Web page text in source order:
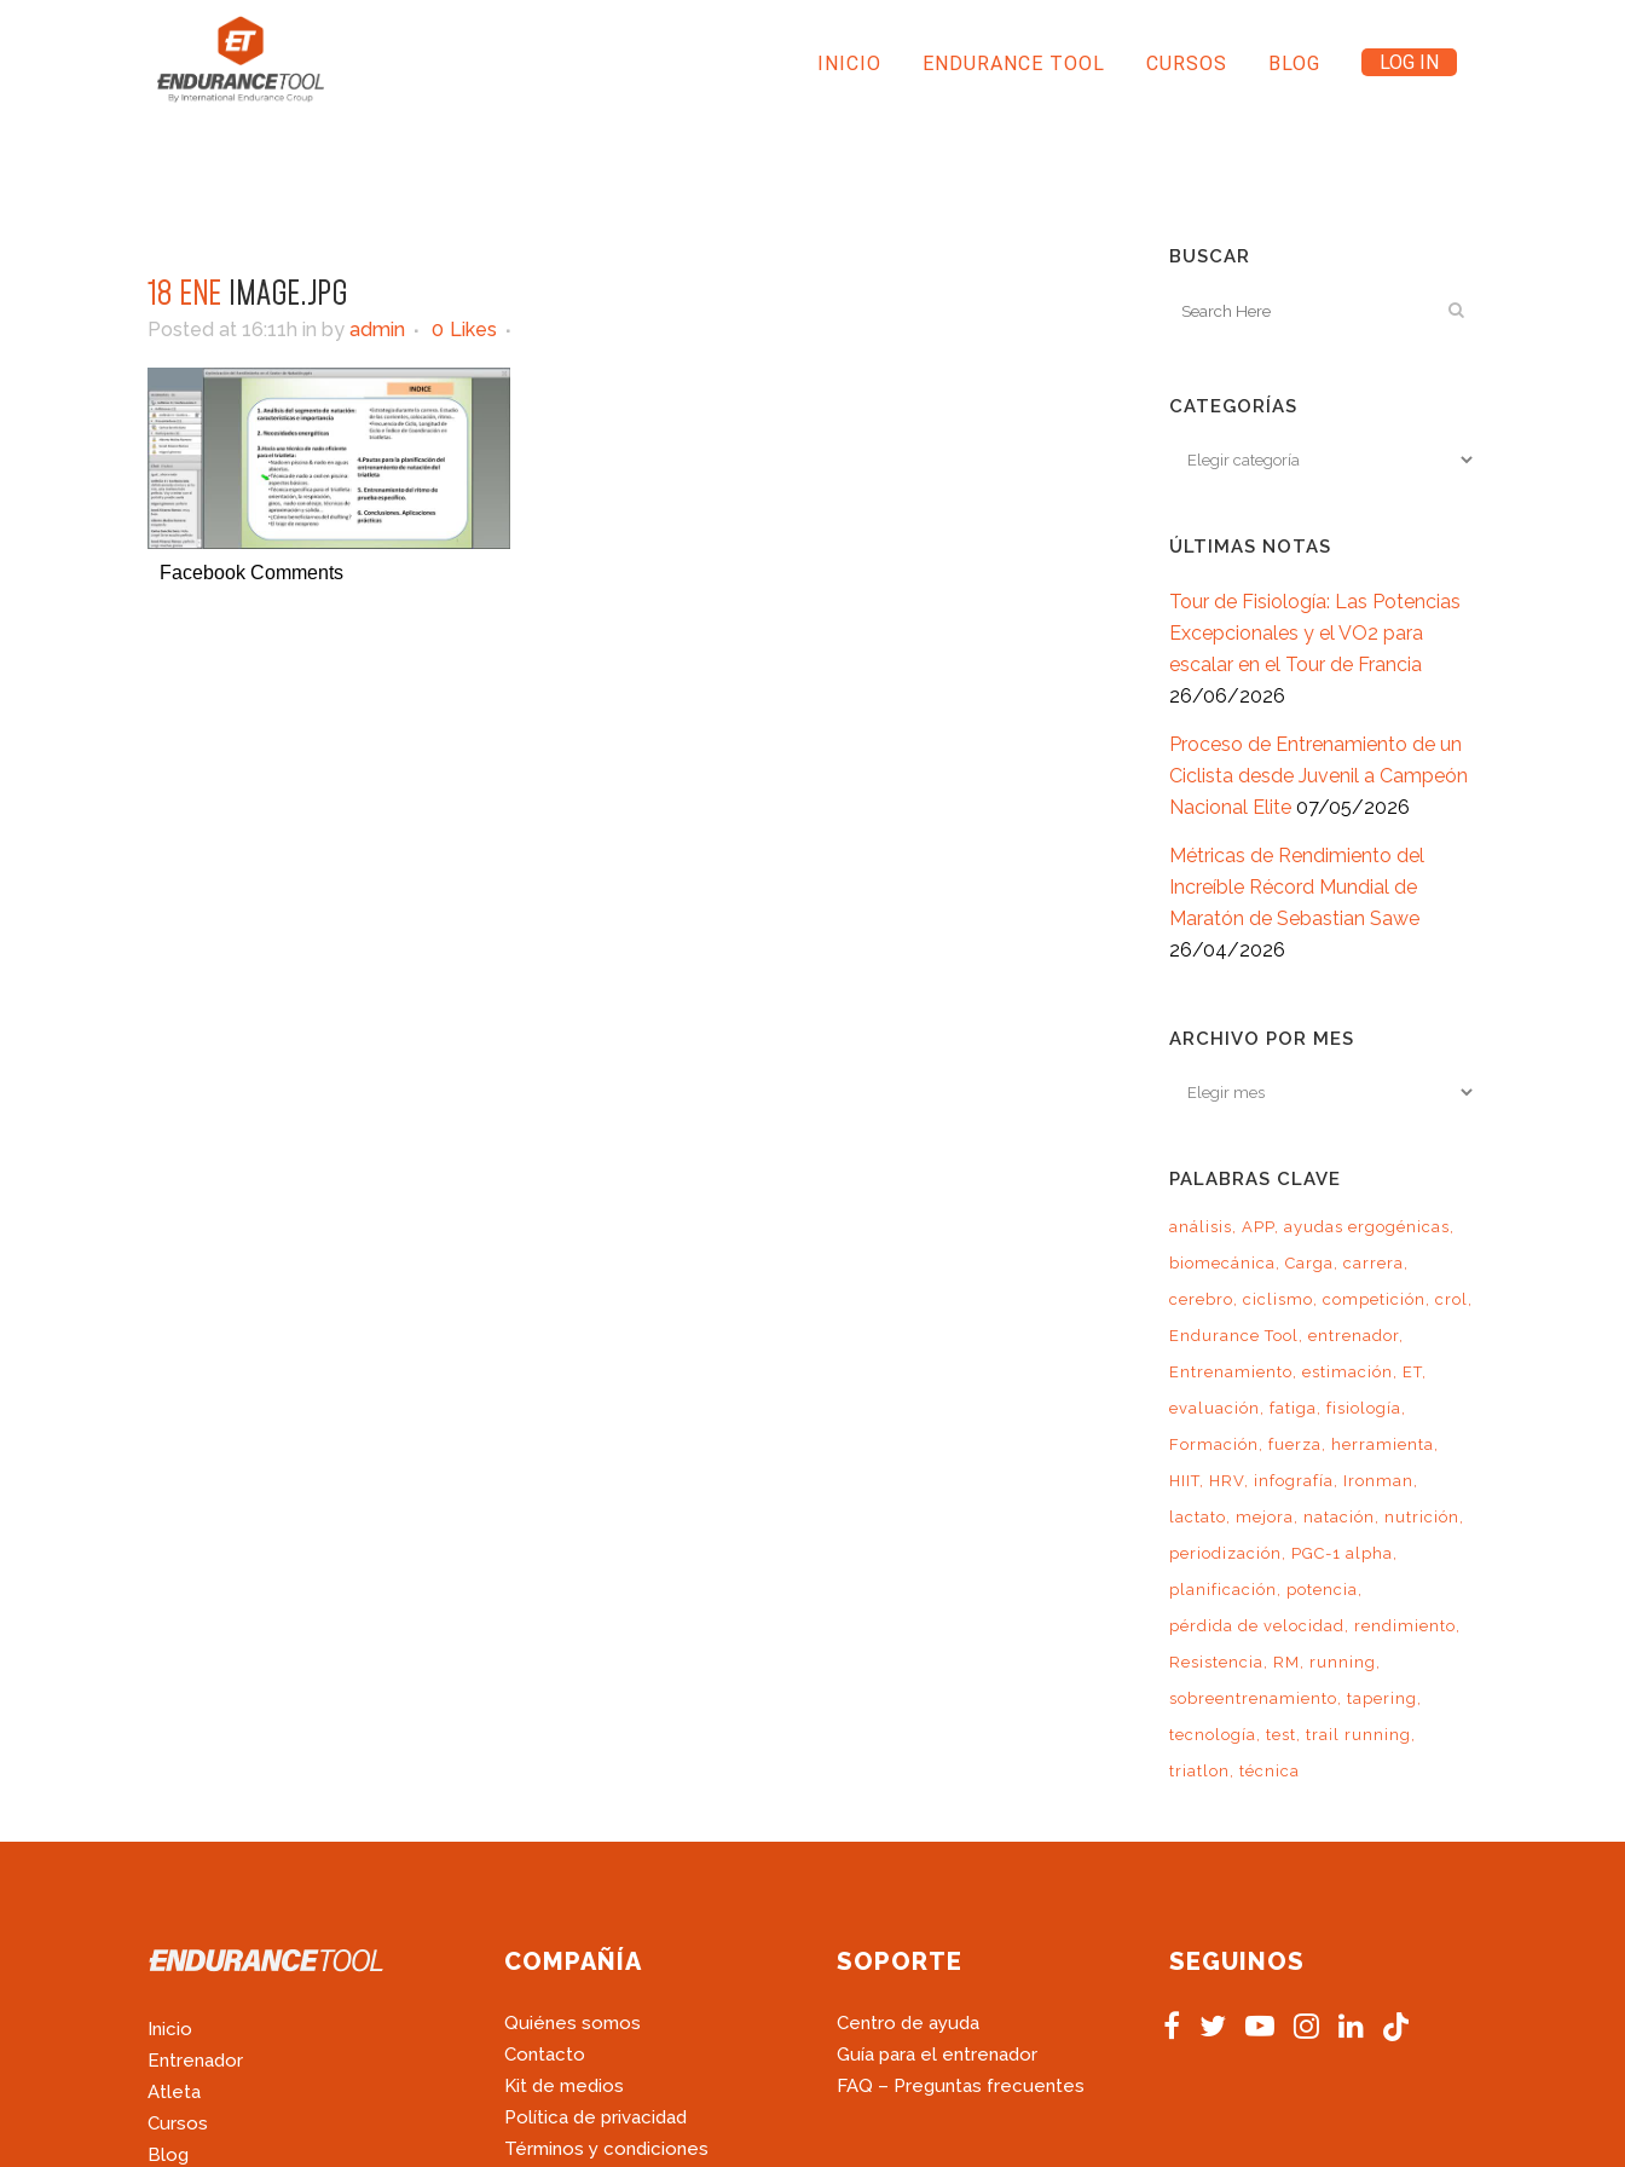
INICIO ENDURANCE TOOL CURSOS BLOG LOG IN
18 ENE IMAGE.JPG
Posted at 16:11h in by admin 0 Likes
Facebook Comments
BUSCAR
CATEGORÍAS
ÚLTIMAS NOTAS
Tour de Fisiología: Las Potencias
Excepcionales y el VO2 para
escalar en el Tour de Francia
26/06/2026
Proceso de Entrenamiento de un
Ciclista desde Juvenil a Campeón
Nacional Elite 07/05/2026
Métricas de Rendimiento del
Increíble Récord Mundial de
Maratón de Sebastian Sawe
26/04/2026
ARCHIVO POR MES
Archivo
PALABRAS CLAVE
análisis APP ayudas ergogénicas
biomecánica Carga carrera
cerebro ciclismo competición
crol
Endurance Tool entrenador
Entrenamiento estimación
ET
evaluación
fatiga fisiología
Formación
fuerza
herramienta
HIIT HRV infografía
Ironman
lactato
mejora natación
nutrición
periodización
PGC-1 alpha
planificación
potencia
pérdida de velocidad
rendimiento
Resistencia
RM
running
sobreentrenamiento tapering
tecnología test trail running
triatlon
técnica
Inicio
Entrenador
Atleta
Cursos
Blog
COMPAÑÍA
Quiénes somos
Contacto
Kit de medios
Política de privacidad
Términos y condiciones
SOPORTE
Centro de ayuda
Guía para el entrenador
FAQ – Preguntas frecuentes
SEGUINOS